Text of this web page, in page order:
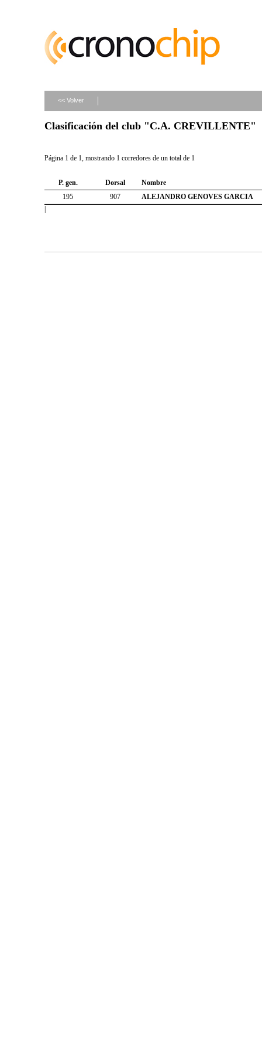
<< Volver
Clasificación del club "C.A. CREVILLENTE"
Página 1 de 1, mostrando 1 corredores de un total de 1
P. gen. Dorsal
Nombre
195
907
ALEJANDRO GENOVES GARCIA
|